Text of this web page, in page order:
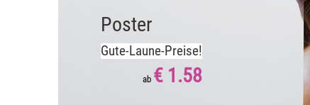
Poster
Gute-Laune-Preise!
ab € 1.58